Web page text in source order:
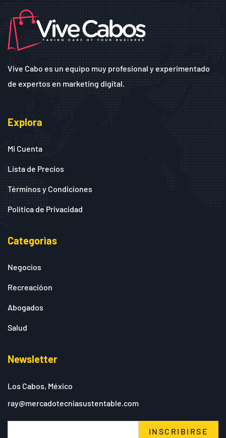
Vive Cabo es un equipo muy profesional y experimentado
de expertos en marketing digital.
Explora
Mi Cuenta
Lista de Precios
Términos y Condiciones
Política de Privacidad
Categorìas
Negocios
Recreacióon
Abogados
Salud
Newsletter
Los Cabos, México
ray@mercadotecniasustentable.com
INSCRIBIRSE